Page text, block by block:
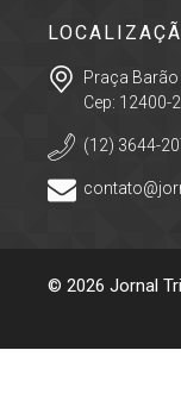
Praça
Cep: 12400-
(12) 3644-
© 2026 Jornal